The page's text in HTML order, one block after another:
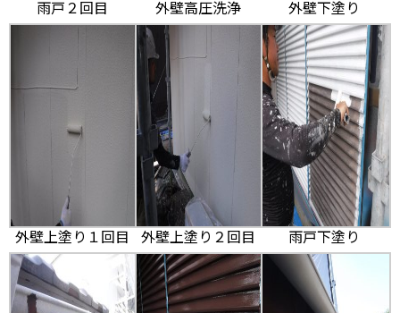
雨戸２回目 外壁高圧洗浄 外壁下塗り
外壁上塗り１回目 外壁上塗り２回目 雨戸下塗り